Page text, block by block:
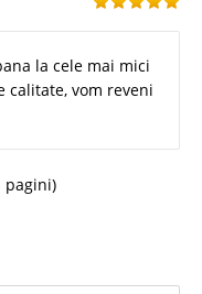
la cele mai mici
calitate, vom reveni
pagini)